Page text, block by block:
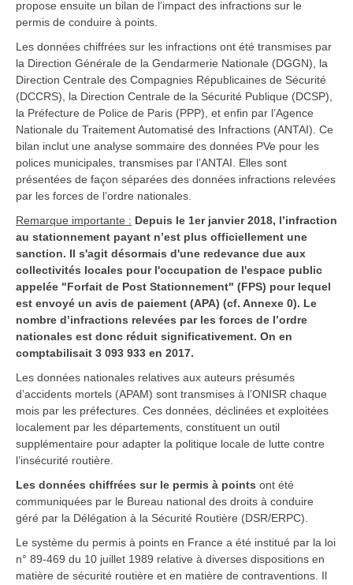
propose ensuite un bilan de l’impact des infractions sur le
permis de conduire à points.
Les données chiffrées sur les infractions ont été transmises par
la Direction Générale de la Gendarmerie Nationale (DGGN), la
Direction Centrale des Compagnies Républicaines de Sécurité
(DCCRS), la Direction Centrale de la Sécurité Publique (DCSP),
la Préfecture de Police de Paris (PPP), et enfin par l’Agence
Nationale du Traitement Automatisé des Infractions (ANTAI). Ce
bilan inclut une analyse sommaire des données PVe pour les
polices municipales, transmises par l’ANTAI. Elles sont
présentées de façon séparées des données infractions relevées
par les forces de l’ordre nationales.
Remarque importante : Depuis le 1er janvier 2018, l’infraction
au stationnement payant n’est plus officiellement une
sanction. Il s'agit désormais d'une redevance due aux
collectivités locales pour l'occupation de l'espace public
appelée "Forfait de Post Stationnement" (FPS) pour lequel
est envoyé un avis de paiement (APA) (cf. Annexe 0). Le
nombre d’infractions relevées par les forces de l’ordre
nationales est donc réduit significativement. On en
comptabilisait 3 093 933 en 2017.
Les données nationales relatives aux auteurs présumés
d’accidents mortels (APAM) sont transmises à l’ONISR chaque
mois par les préfectures. Ces données, déclinées et exploitées
localement par les départements, constituent un outil
supplémentaire pour adapter la politique locale de lutte contre
l’insécurité routière.
Les données chiffrées sur le permis à points ont été
communiquées par le Bureau national des droits à conduire
géré par la Délégation à la Sécurité Routière (DSR/ERPC).
Le système du permis à points en France a été institué par la loi
n° 89-469 du 10 juillet 1989 relative à diverses dispositions en
matière de sécurité routière et en matière de contraventions. Il